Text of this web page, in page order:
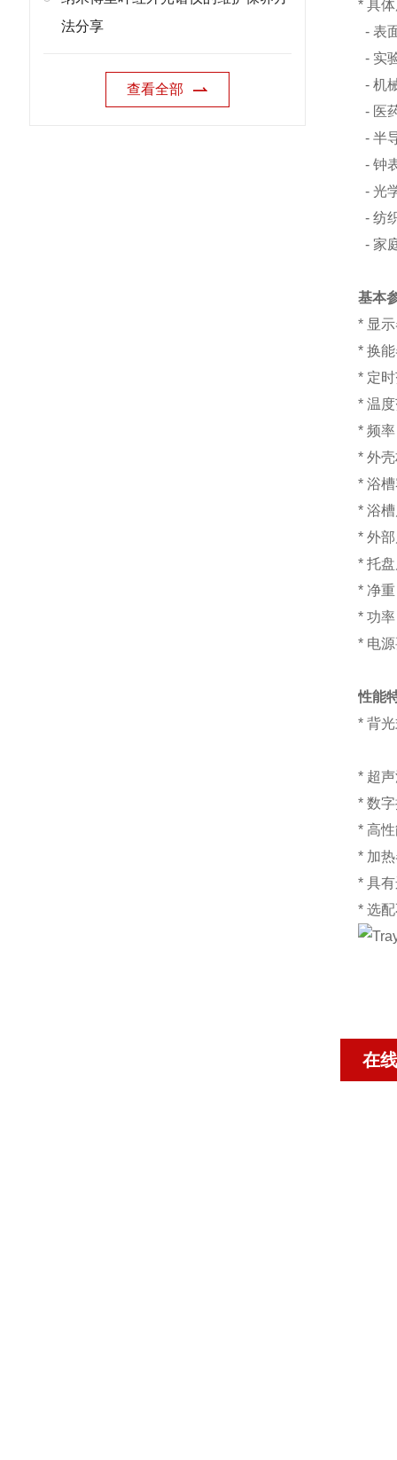
法分享
查看全部
* 具
- 表
- 实
- 机
- 医
- 半
- 钟
- 光
- 纺
- 家
基本
* 显
* 换
* 定
* 温
* 频
* 外
* 浴
* 浴
* 外
* 托
* 净
* 功
* 电
性能
* 背
* 超
* 数
* 高
* 加
* 具
* 选
在